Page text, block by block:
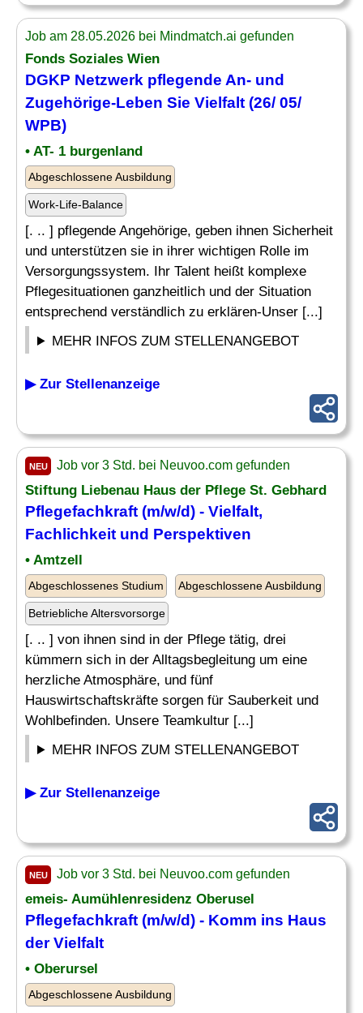
Job am 28.05.2026 bei Mindmatch.ai gefunden
Fonds Soziales Wien
DGKP Netzwerk pflegende An- und
Zugehörige-Leben Sie Vielfalt (26/ 05/
WPB)
• AT- 1 burgenland
Abgeschlossene Ausbildung
Work-Life-Balance
[. .. ] pflegende Angehörige, geben ihnen Sicherheit
und unterstützen sie in ihrer wichtigen Rolle im
Versorgungssystem. Ihr Talent heißt komplexe
Pflegesituationen ganzheitlich und der Situation
entsprechend verständlich zu erklären-Unser [...]
MEHR INFOS ZUM STELLENANGEBOT
▶ Zur Stellenanzeige
NEU Job vor 3 Std. bei Neuvoo.com gefunden
Stiftung Liebenau Haus der Pflege St. Gebhard
Pflegefachkraft (m/w/d) - Vielfalt,
Fachlichkeit und Perspektiven
• Amtzell
Abgeschlossenes Studium Abgeschlossene Ausbildung
Betriebliche Altersvorsorge
[. .. ] von ihnen sind in der Pflege tätig, drei
kümmern sich in der Alltagsbegleitung um eine
herzliche Atmosphäre, und fünf
Hauswirtschaftskräfte sorgen für Sauberkeit und
Wohlbefinden. Unsere Teamkultur [...]
MEHR INFOS ZUM STELLENANGEBOT
▶ Zur Stellenanzeige
NEU Job vor 3 Std. bei Neuvoo.com gefunden
emeis- Aumühlenresidenz Oberusel
Pflegefachkraft (m/w/d) - Komm ins Haus
derVielfalt
• Oberursel
Abgeschlossene Ausbildung